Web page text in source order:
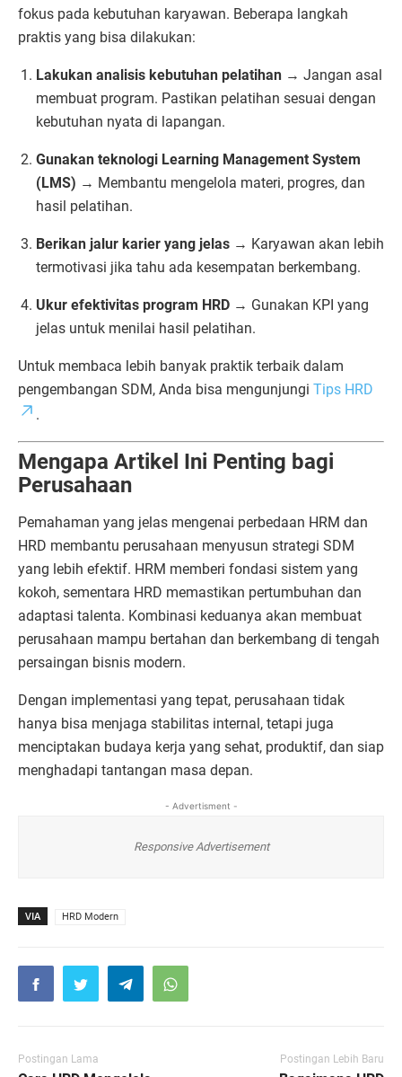
fokus pada kebutuhan karyawan. Beberapa langkah
praktis yang bisa dilakukan:
Lakukan analisis kebutuhan pelatihan → Jangan asal
membuat program. Pastikan pelatihan sesuai dengan
kebutuhan nyata di lapangan.
Gunakan teknologi Learning Management System
(LMS) → Membantu mengelola materi, progres, dan
hasil pelatihan.
Berikan jalur karier yang jelas → Karyawan akan lebih
termotivasi jika tahu ada kesempatan berkembang.
Ukur efektivitas program HRD → Gunakan KPI yang
jelas untuk menilai hasil pelatihan.
Untuk membaca lebih banyak praktik terbaik dalam
pengembangan SDM, Anda bisa mengunjungi Tips HRD
.
Mengapa Artikel Ini Penting bagi
Perusahaan
Pemahaman yang jelas mengenai perbedaan HRM dan
HRD membantu perusahaan menyusun strategi SDM
yang lebih efektif. HRM memberi fondasi sistem yang
kokoh, sementara HRD memastikan pertumbuhan dan
adaptasi talenta. Kombinasi keduanya akan membuat
perusahaan mampu bertahan dan berkembang di tengah
persaingan bisnis modern.
Dengan implementasi yang tepat, perusahaan tidak
hanya bisa menjaga stabilitas internal, tetapi juga
menciptakan budaya kerja yang sehat, produktif, dan siap
menghadapi tantangan masa depan.
- Advertisment -
Responsive Advertisement
VIA HRD Modern
Postingan Lama Postingan Lebih Baru